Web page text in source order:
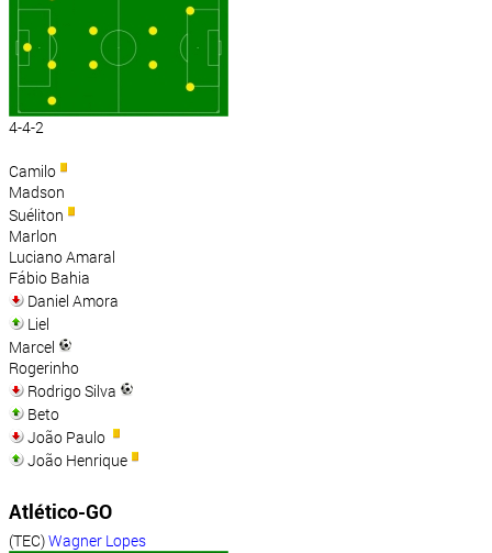
4-4-2
Camilo
Madson
Suéliton
Marlon
Luciano Amaral
Fábio Bahia
Daniel Amora
Liel
Marcel
Rogerinho
Rodrigo Silva
Beto
João Paulo
João Henrique
Atlético-GO
(TEC)Wagner Lopes